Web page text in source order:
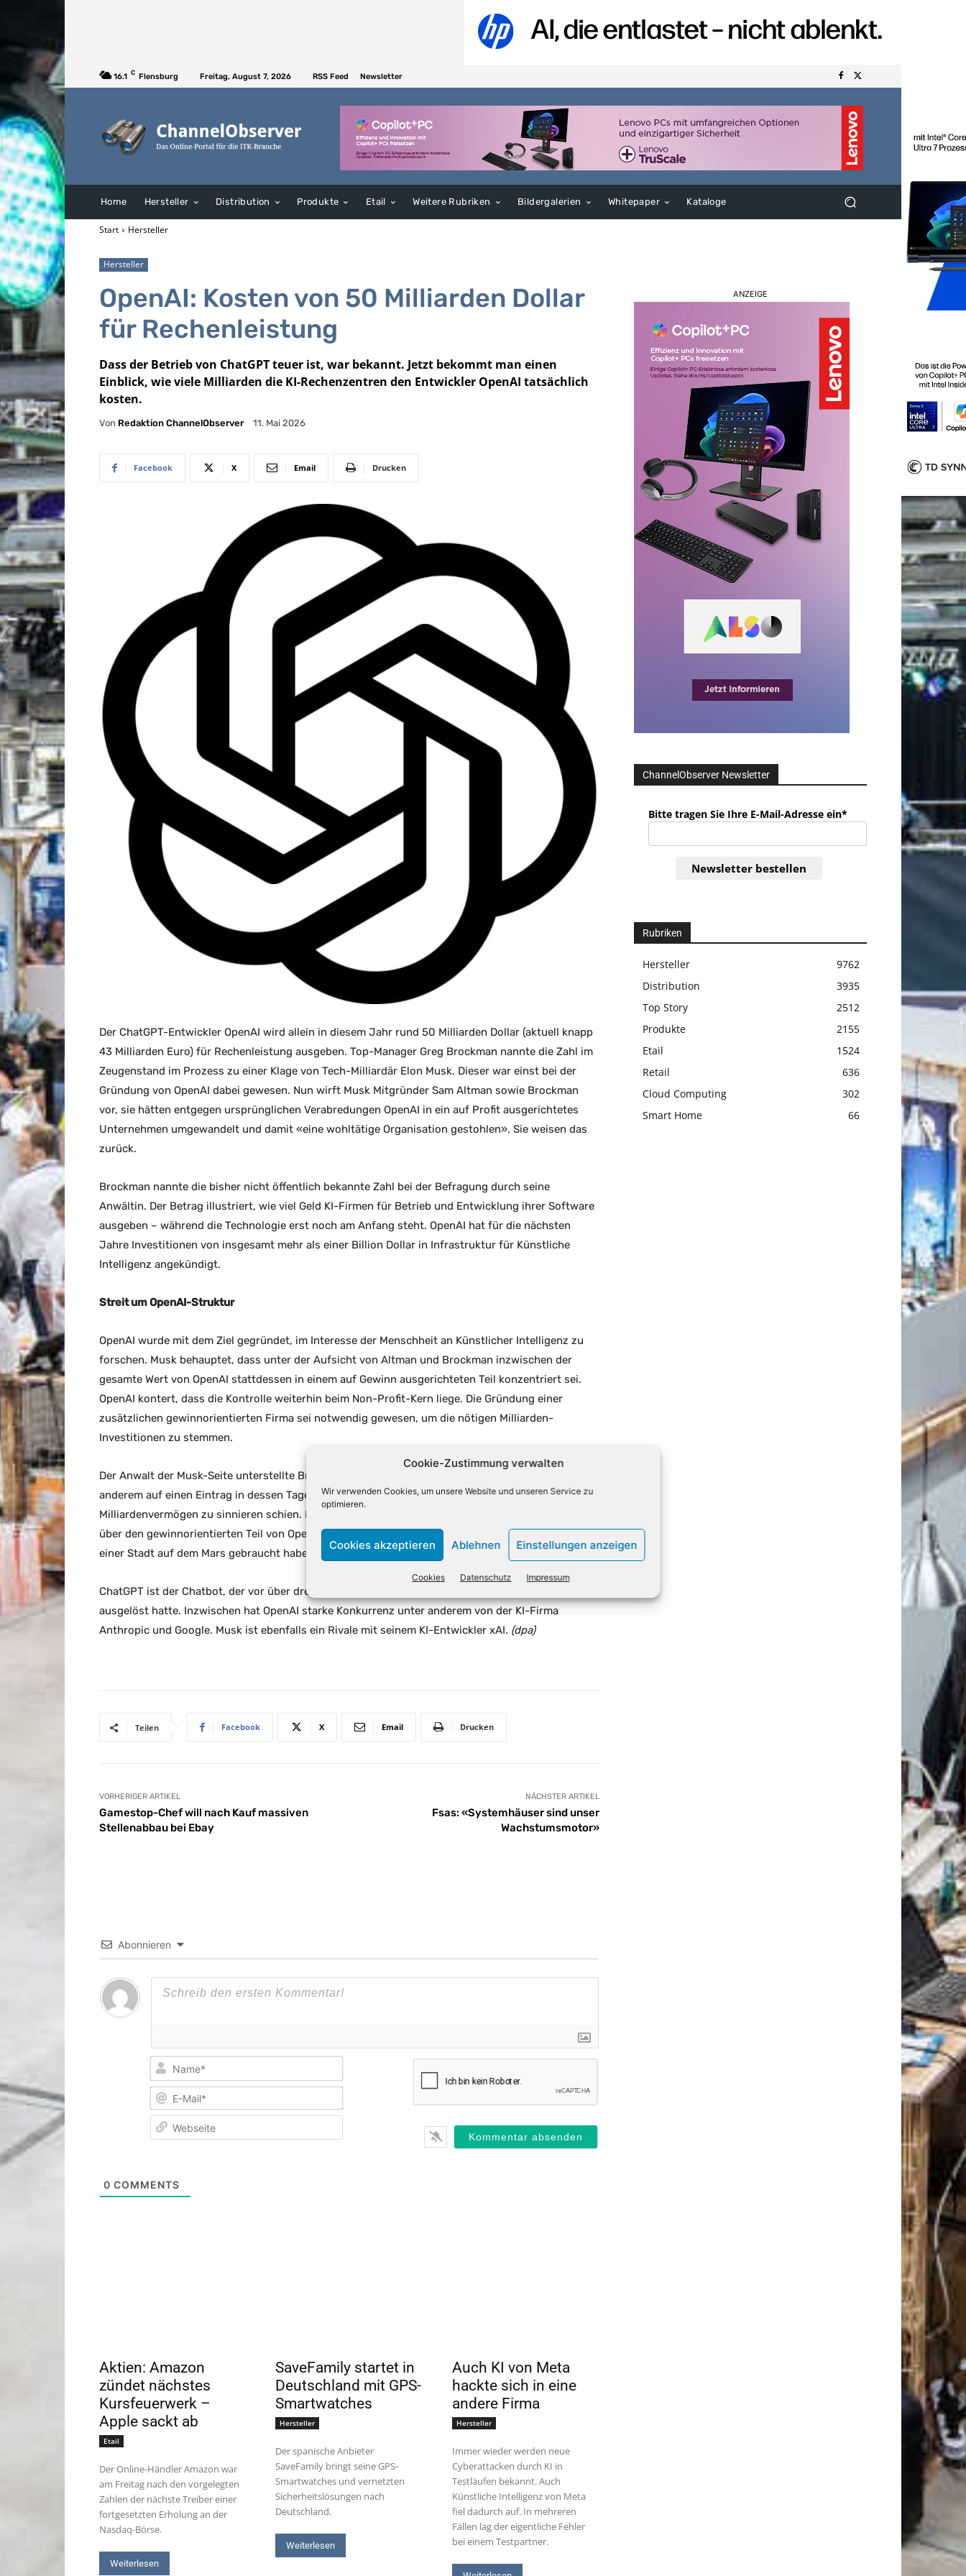
Cookie-Zustimmung verwalten
Wir verwenden Cookies, um unsere Website und unseren Service zu
optimieren.
Cookies akzeptieren Ablehnen Einstellungen anzeigen
Cookies Datenschutz Impressum
16.1 C Flensburg Freitag, August 7, 2026 RSS Feed Newsletter
Home Hersteller Distribution Produkte Etail Weitere Rubriken Bildergalerien Whitepaper Kataloge
Start Hersteller
Hersteller
OpenAI: Kosten von 50 Milliarden Dollar
für Rechenleistung
Dass der Betrieb von ChatGPT teuer ist, war bekannt. Jetzt bekommt man einen
Einblick, wie viele Milliarden die KI-Rechenzentren den Entwickler OpenAI tatsächlich
kosten.
Von Redaktion ChannelObserver 11. Mai 2026
Facebook X Email Drucken
Der ChatGPT-Entwickler OpenAI wird allein in diesem Jahr rund 50 Milliarden Dollar (aktuell knapp
43 Milliarden Euro) für Rechenleistung ausgeben. Top-Manager Greg Brockman nannte die Zahl im
Zeugenstand im Prozess zu einer Klage von Tech-Milliardär Elon Musk. Dieser war einst bei der
Gründung von OpenAI dabei gewesen. Nun wirft Musk Mitgründer Sam Altman sowie Brockman
vor, sie hätten entgegen ursprünglichen Verabredungen OpenAI in ein auf Profit ausgerichtetes
Unternehmen umgewandelt und damit «eine wohltätige Organisation gestohlen». Sie weisen das
zurück.
Brockman nannte die bisher nicht öffentlich bekannte Zahl bei der Befragung durch seine
Anwältin. Der Betrag illustriert, wie viel Geld KI-Firmen für Betrieb und Entwicklung ihrer Software
ausgeben – während die Technologie erst noch am Anfang steht. OpenAI hat für die nächsten
Jahre Investitionen von insgesamt mehr als einer Billion Dollar in Infrastruktur für Künstliche
Intelligenz angekündigt.
Streit um OpenAI-Struktur
OpenAI wurde mit dem Ziel gegründet, im Interesse der Menschheit an Künstlicher Intelligenz zu
forschen. Musk behauptet, dass unter der Aufsicht von Altman und Brockman inzwischen der
gesamte Wert von OpenAI stattdessen in einem auf Gewinn ausgerichteten Teil konzentriert sei.
OpenAI kontert, dass die Kontrolle weiterhin beim Non-Profit-Kern liege. Die Gründung einer
zusätzlichen gewinnorientierten Firma sei notwendig gewesen, um die nötigen Milliarden-
Investitionen zu stemmen.
Der Anwalt der Musk-Seite unterstellte Brockman bei der Befragung Gier und verwies unter
anderem auf einen Eintrag in dessen Tagebuch, in dem dieser über einen Weg zu einem
Milliardenvermögen zu sinnieren schien. Brockman seinerseits sagte, Musk habe die volle Kontrolle
über den gewinnorientierten Teil von OpenAI angestrebt, weil er 80 Milliarden Dollar für den Bau
einer Stadt auf dem Mars gebraucht habe.
ChatGPT ist der Chatbot, der vor über drei Jahren den aktuellen Hype um Künstliche Intelligenz
ausgelöst hatte. Inzwischen hat OpenAI starke Konkurrenz unter anderem von der KI-Firma
Anthropic und Google. Musk ist ebenfalls ein Rivale mit seinem KI-Entwickler xAI. (dpa)
Teilen Facebook X Email Drucken
VORHERIGER ARTIKEL
Gamestop-Chef will nach Kauf massiven
Stellenabbau bei Ebay
NÄCHSTER ARTIKEL
Fsas: «Systemhäuser sind unser
Wachstumsmotor»
Abonnieren
Name*
E-
0 COMMENTS
Aktien: Amazon
zündet nächstes
Kursfeuerwerk –
Apple sackt ab
Etail
Der Online-Händler Amazon war
am Freitag nach den vorgelegten
Zahlen der nächste Treiber einer
fortgesetzten Erholung an der
Nasdaq-Börse.
Weiterlesen
SaveFamily startet in
Deutschland mit GPS-
Smartwatches
Hersteller
Der spanische Anbieter
SaveFamily bringt seine GPS-
Smartwatches und vernetzten
Sicherheitslösungen nach
Deutschland.
Weiterlesen
Auch KI von Meta
hackte sich in eine
andere Firma
Hersteller
Immer wieder werden neue
Cyberattacken durch KI in
Testläufen bekannt. Auch
Künstliche Intelligenz von Meta
fiel dadurch auf. In mehreren
Fällen lag der eigentliche Fehler
bei einem Testpartner.
ANZEIGE
ChannelObserver Newsletter
Bitte tragen Sie Ihre E-Mail-Adresse ein*
Newsletter bestellen
Rubriken
Hersteller
9762
Distribution
3935
Top Story
2512
Produkte
2155
Etail
1524
Retail
636
Cloud Computing
302
Smart Home
66